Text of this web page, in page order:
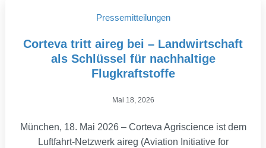
Pressemitteilungen
Corteva tritt aireg bei – Landwirtschaft
als Schlüssel für nachhaltige
Flugkraftstoffe
Mai 18, 2026
München, 18. Mai 2026 – Corteva Agriscience ist dem
Luftfahrt-Netzwerk aireg (Aviation Initiative for